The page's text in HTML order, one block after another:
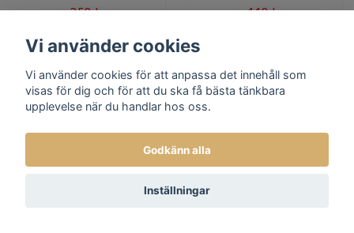
358 kr 118 kr
Vi använder cookies
Vi använder cookies för att anpassa det innehåll som
visas för dig och för att du ska få bästa tänkbara
upplevelse när du handlar hos oss.
Godkänn alla
Inställningar